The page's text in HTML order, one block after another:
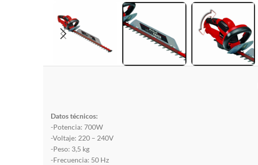
Datos técnicos:
-Potencia: 700W
-Voltaje: 220 – 240V
-Peso: 3,5 kg
-Frecuencia: 50 Hz